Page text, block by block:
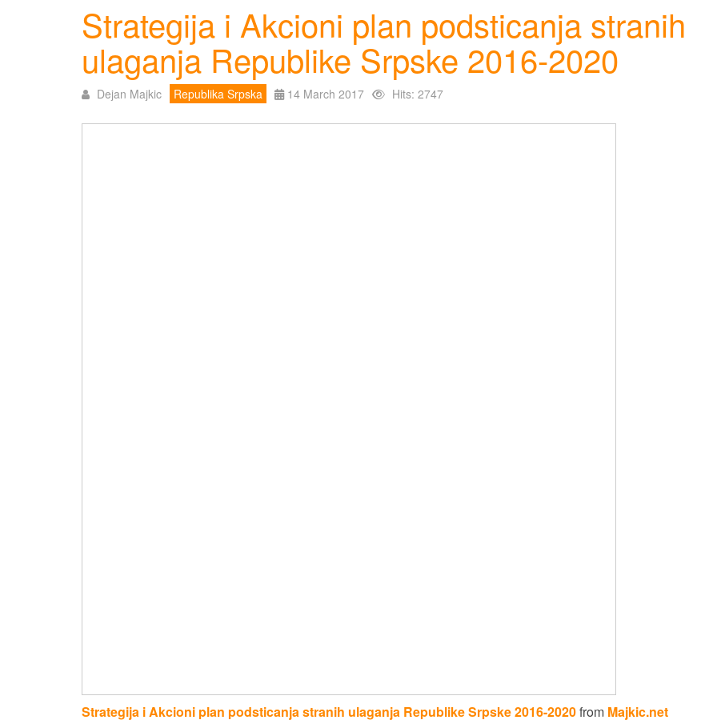
Strategija i Akcioni plan podsticanja stranih
ulaganja Republike Srpske 2016-2020
Dejan Majkic Republika Srpska 14 March 2017 Hits: 2747
Strategija i Akcioni plan podsticanja stranih ulaganja Republike Srpske 2016-2020from Majkic.net